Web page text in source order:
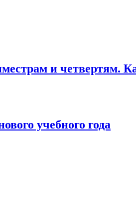
и четвертям.
учебного года